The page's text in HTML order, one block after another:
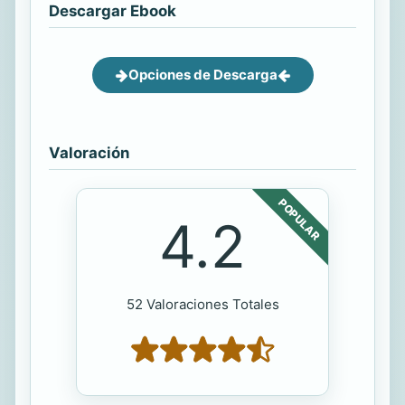
Descargar Ebook
Opciones de Descarga
Valoración
POPULAR
4.2
52 Valoraciones Totales